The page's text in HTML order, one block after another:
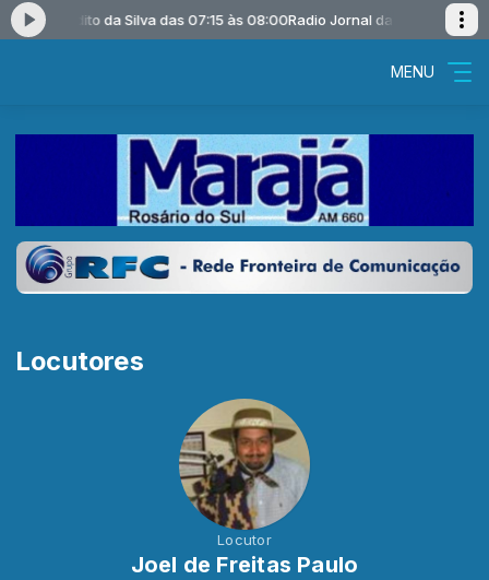
Benedito da Silva das 07:15 às 08:00Radio Jornal da Manhã com
MENU
Locutores
Locutor
Joel de Freitas Paulo